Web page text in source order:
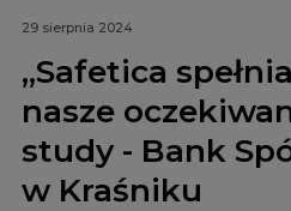
29 sierpnia 2024
„Safetica
nasze
study - Bank
w Kraśniku